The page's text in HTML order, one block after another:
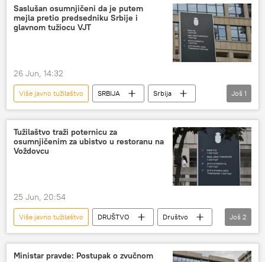
Pretnje smrću
Saslušan osumnjičeni da je putem
mejla pretio predsedniku Srbije i
glavnom tužiocu VJT
26 Jun, 14:32
Više javno tužilaštvo SRBIJA
Srbija
Srbija – politika
Još 1
Tužilaštvo traži poternicu za
osumnjičenim za ubistvo u restoranu na
Voždovcu
25 Jun, 20:54
Više javno tužilaštvo DRUŠTVO
Društvo
Srbija – društvo
Srbija – hronika
Još 2
Ministar pravde: Postupak o zvučnom